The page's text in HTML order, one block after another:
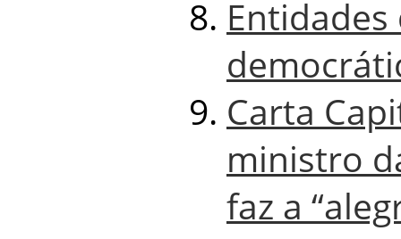
Carta
ministro
faz a